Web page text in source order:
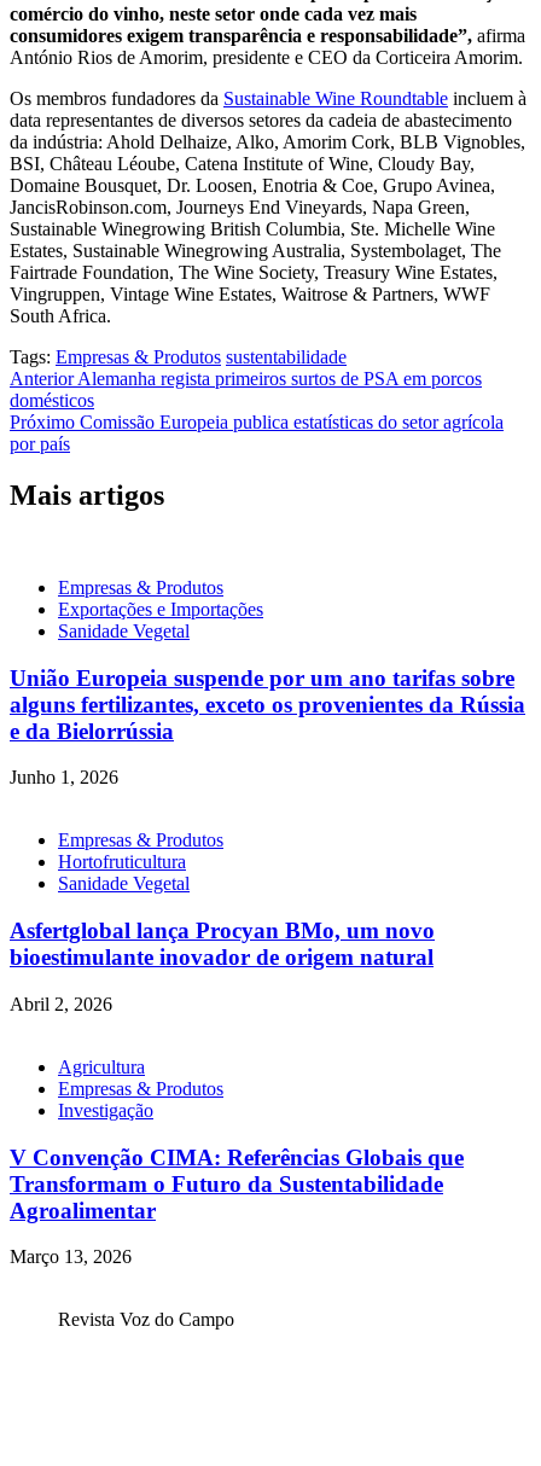
comércio do vinho, neste setor onde cada vez mais
consumidores exigem transparência e responsabilidade”, afirma
António Rios de Amorim, presidente e CEO da Corticeira Amorim.
Os membros fundadores da Sustainable Wine Roundtable incluem à
data representantes de diversos setores da cadeia de abastecimento
da indústria: Ahold Delhaize, Alko, Amorim Cork, BLB Vignobles,
BSI, Château Léoube, Catena Institute of Wine, Cloudy Bay,
Domaine Bousquet, Dr. Loosen, Enotria & Coe, Grupo Avinea,
JancisRobinson.com, Journeys End Vineyards, Napa Green,
Sustainable Winegrowing British Columbia, Ste. Michelle Wine
Estates, Sustainable Winegrowing Australia, Systembolaget, The
Fairtrade Foundation, The Wine Society, Treasury Wine Estates,
Vingruppen, Vintage Wine Estates, Waitrose & Partners, WWF
South Africa.
Tags: Empresas & Produtos sustentabilidade
Navegação
de
artigos
AnteriorAlemanha regista primeiros surtos de PSA em porcos
domésticos
Próximo Comissão Europeia publica estatísticas do setor agrícola
por país
Mais artigos
Empresas & Produtos
Exportações e Importações
Sanidade Vegetal
União Europeia suspende por um ano tarifas sobre
alguns fertilizantes, exceto os provenientes da Rússia
e da Bielorrússia
Junho 1, 2026
Empresas & Produtos
Hortofruticultura
Sanidade Vegetal
Asfertglobal lança Procyan BMo, um novo
bioestimulante inovador de origem natural
Abril 2, 2026
Agricultura
Empresas & Produtos
Investigação
V Convenção CIMA: Referências Globais que
Transformam o Futuro da Sustentabilidade
Agroalimentar
Março 13, 2026
Revista Voz do Campo